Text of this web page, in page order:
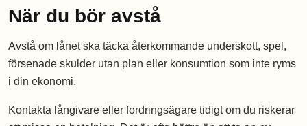
När du bör avstå
Avstå om lånet ska täcka återkommande underskott, spel,
försenade skulder utan plan eller konsumtion som inte ryms
i din ekonomi.
Kontakta långivare eller fordringsägare tidigt om du riskerar